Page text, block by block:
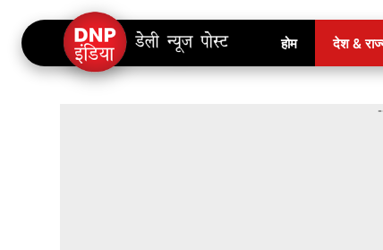
Skip
content
होम देश &